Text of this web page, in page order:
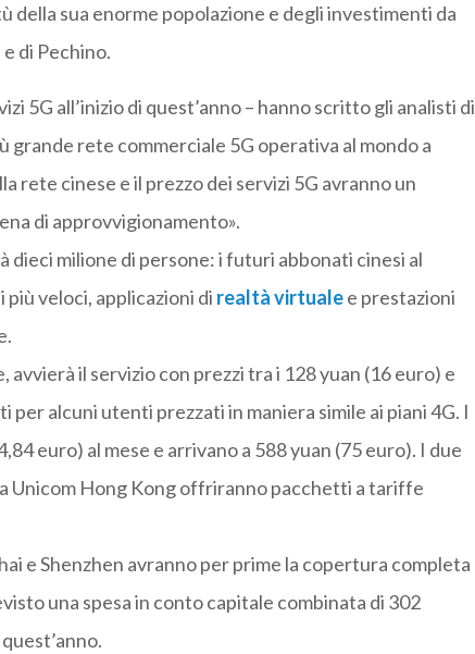
della sua enorme popolazione e degli investimenti da
di Pechino.
5G all’inizio di quest’anno – hanno scritto gli analisti di
grande rete commerciale 5G operativa al mondo a
rete cinese e il prezzo dei servizi 5G avranno un
di approvvigionamento».
dieci milione di persone: i futuri abbonati cinesi al
più veloci, applicazioni di realtà virtualee prestazioni
il servizio con prezzi tra i 128 yuan (16 euro) e
per alcuni utenti prezzati in maniera simile ai piani 4G. I
euro) al mese e arrivano a 588 yuan (75 euro). I due
Unicom Hong Kong offriranno pacchetti a tariffe
e Shenzhen avranno per prime la copertura completa
una spesa in conto capitale combinata di 302